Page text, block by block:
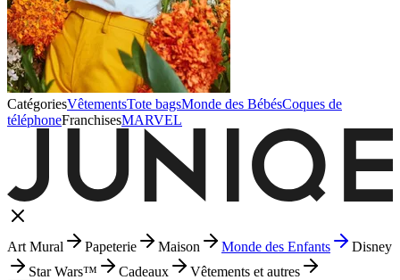
CatégoriesVêtementsTote bagsMonde des BébésCoques de
téléphoneFranchisesMARVEL
Art Mural Papeterie Maison Monde des Enfants
Disney
Star Wars™
Cadeaux Vêtements et autres